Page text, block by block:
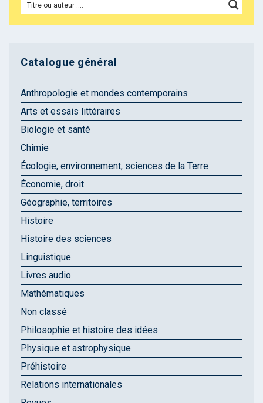
Catalogue général
Anthropologie et mondes contemporains
Arts et essais littéraires
Biologie et santé
Chimie
Écologie, environnement, sciences de la Terre
Économie, droit
Géographie, territoires
Histoire
Histoire des sciences
Linguistique
Livres audio
Mathématiques
Non classé
Philosophie et histoire des idées
Physique et astrophysique
Préhistoire
Relations internationales